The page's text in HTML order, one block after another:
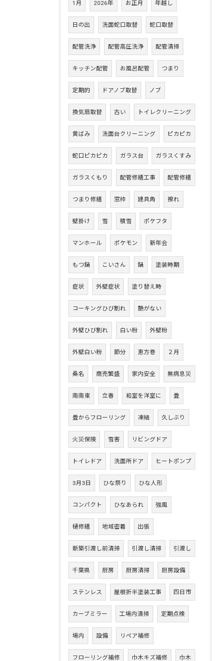
1月 2026年 お正月 年越し
日の出 洗面蛇口取替 蛇口取替
配管洗浄 配管高圧洗浄 配管清掃
キッチン配管 お風呂配管 つまり
定期的 ドアノブ取替 ノブ
換気扇取替 古い トイレクリーニング
黄ばみ 洗面台クリーニング ピカピカ
蛇口ピカピカ ガラス台 ガラスくすみ
ガラスくもり 配管修繕工事 配管修繕
つまり修繕 窓枠 建具角 擦れ
壁掛け 雪 積雪 ポケフタ
マンホール ポケモン 新年会
もつ鍋 こいさん 鍋 塗装時期
症状 外壁症状 塗り替え時
コーキングひび割れ 艶がない
外壁ひび割れ 白い粉 外壁粉
外壁白い粉 節分 恵方巻 ２月
桑名 商売繁盛 家内安全 無病息災
南南東 立春 和室を洋室に 畳
畳からフローリング 凍結 久しぶり
火災保険 雪害 リビングドア
トイレドア 洗面所ドア ヒートポンプ
3月3日 ひな祭り ひな人形
コンパクト ひなあられ 強風
樋修繕 地域密着 出張
新築引渡し前清掃 引渡し清掃 引渡し
千葉県 厨房 厨房清掃 厨房設備
ステンレス 屋根折半塗装工事 四日市
カーブミラー 工場内清掃 定期点検
場内 設備 リペア補修
フローリング補修 巾木キズ補修 巾木